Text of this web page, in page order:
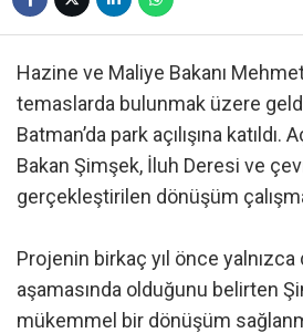
Hazine ve Maliye Bakanı
temaslarda bulunmak üzere
Batman’da park açılışına katıldı.
Bakan Şimşek, İluh Deresi ve
gerçekleştirilen dönüşüm
Projenin birkaç yıl önce
aşamasında olduğunu belirten
mükemmel bir dönüşüm